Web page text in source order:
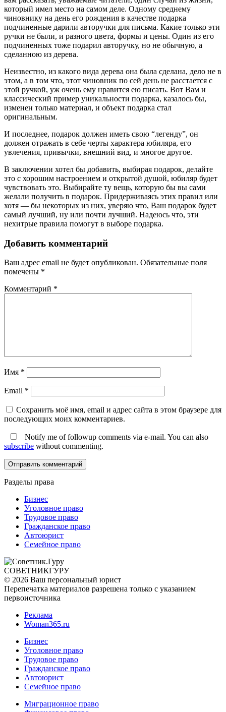
который имел место на самом деле. Одному среднему
чиновнику на день его рождения в качестве подарка
подчиненные дарили авторучки для письма. Какие только эти
ручки не были, и разного цвета, формы и цены. Один из его
подчиненных тоже подарил авторучку, но не обычную, а
сделанною из дерева.
Неизвестно, из какого вида дерева она была сделана, дело не в
этом, а в том что, этот чиновник по сей день не расстается с
этой ручкой, уж очень ему нравится ею писать. Вот Вам и
классический пример уникальности подарка, казалось бы,
изменен только материал, и объект подарка стал
оригинальным.
И последнее, подарок должен иметь свою “легенду”, он
должен отражать в себе черты характера юбиляра, его
увлечения, привычки, внешний вид, и многое другое.
В заключении хотел бы добавить, выбирая подарок, делайте
это с хорошим настроением и открытой душой, юбиляр будет
чувствовать это. Выбирайте ту вещь, которую бы вы сами
желали получить в подарок. Придерживаясь этих правил или
хотя — бы некоторых из них, уверяю что, Ваш подарок будет
самый лучший, ну или почти лучший. Надеюсь что, эти
нехитрые правила помогут в выборе подарка.
Добавить комментарий
Ваш адрес email не будет опубликован. Обязательные поля
помечены *
Комментарий *
Имя *
Email *
Сохранить моё имя, email и адрес сайта в этом браузере для
последующих моих комментариев.
Notify me of followup comments via e-mail. You can also
subscribe without commenting.
Разделы права
Бизнес
Уголовное право
Трудовое право
Гражданское право
Автоюрист
Семейное право
СОВЕТНИКГУРУ
© 2026 Ваш персональный юрист
Перепечатка материалов разрешена только с указанием
первоисточника
Реклама
Woman365.ru
Бизнес
Уголовное право
Трудовое право
Гражданское право
Автоюрист
Семейное право
Миграционное право